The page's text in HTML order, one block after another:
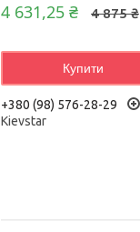
4 875 ₴
4 631,25 ₴
Купити
+380 (98) 576-28-29
Kievstar